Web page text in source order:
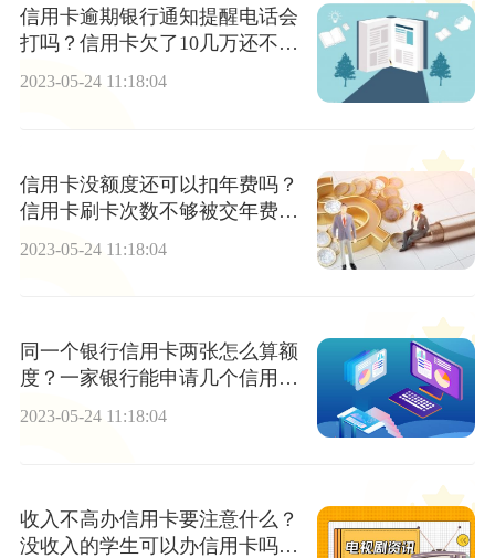
信用卡逾期银行通知提醒电话会
打吗？信用卡欠了10几万还不起
怎么办？
2023-05-24 11:18:04
信用卡没额度还可以扣年费吗？
信用卡刷卡次数不够被交年费怎
2023-05-24 11:18:04
同一个银行信用卡两张怎么算额
度？一家银行能申请几个信用
卡？_当前看点
2023-05-24 11:18:04
收入不高办信用卡要注意什么？
没收入的学生可以办信用卡吗？